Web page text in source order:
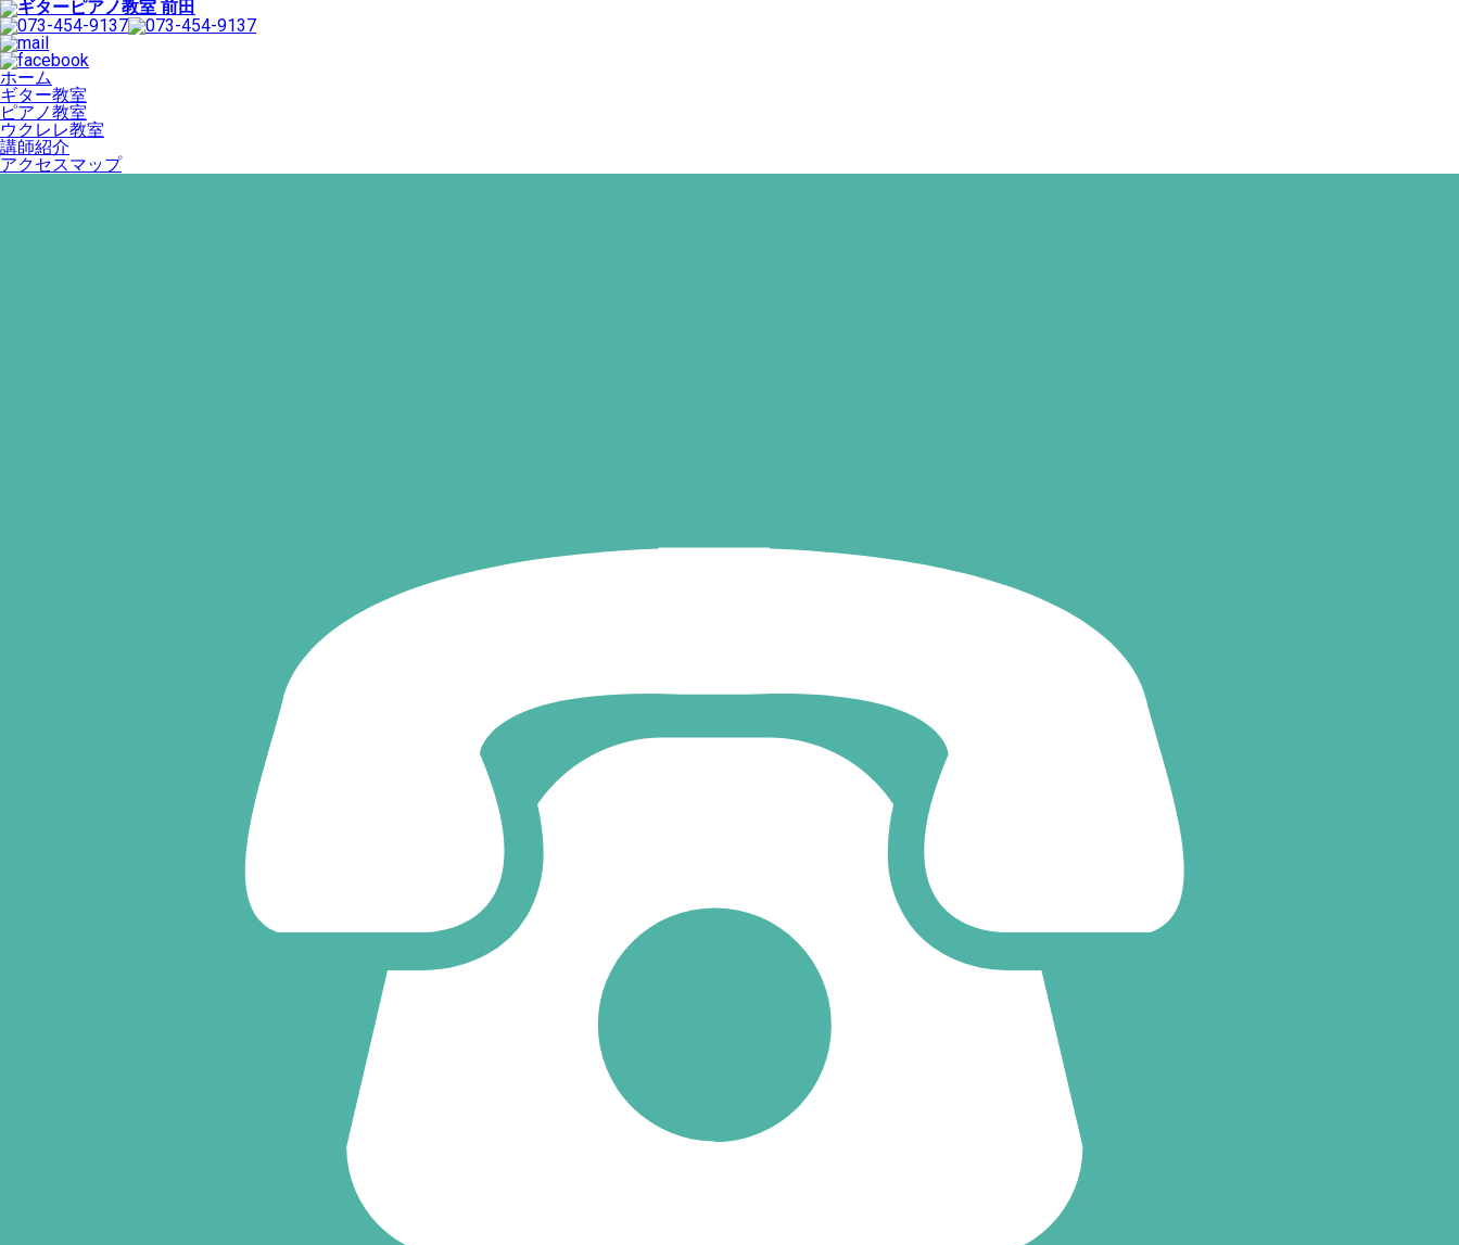
ホーム
ギター教室
ピアノ教室
ウクレレ教室
講師紹介
アクセスマップ